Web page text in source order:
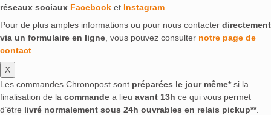
réseaux sociaux Facebook et Instagram
Pour de plus amples informations ou pour nous contacter directement
via un formulaire en ligne , vous pouvez consulter notre page de
contact
X
Les commandes Chronopost sont préparées le jour même*si la
finalisation de la commande a lieu avant 13h ce qui vous permet
d’être livré normalement sous 24h ouvrables en relais pickup**.